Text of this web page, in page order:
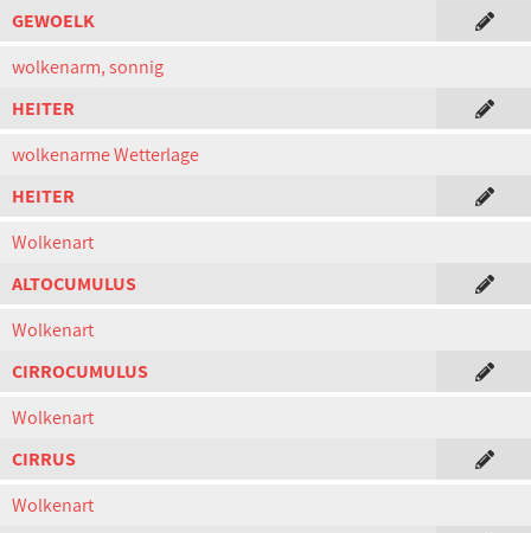
GEWOELK
wolkenarm, sonnig
HEITER
wolkenarme Wetterlage
HEITER
Wolkenart
ALTOCUMULUS
Wolkenart
CIRROCUMULUS
Wolkenart
CIRRUS
Wolkenart